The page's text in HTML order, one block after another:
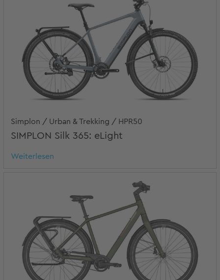
Simplon / Urban & Trekking / HPR50
SIMPLON Silk 365: eLight
Weiterlesen